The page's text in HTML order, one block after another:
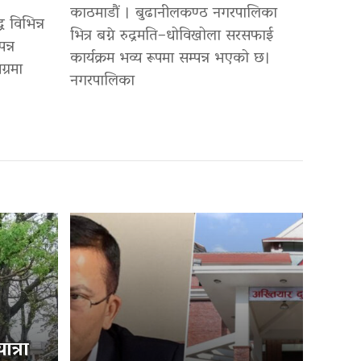
काठमाडौं । बुढानीलकण्ठ नगरपालिका
भित्र बग्ने रुद्रमति–धोविखोला सरसफाई
कार्यक्रम भव्य रूपमा सम्पन्न भएको छ।
नगरपालिका